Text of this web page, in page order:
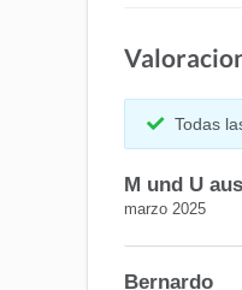
Todas
M und U
marzo 2025
Bernardo